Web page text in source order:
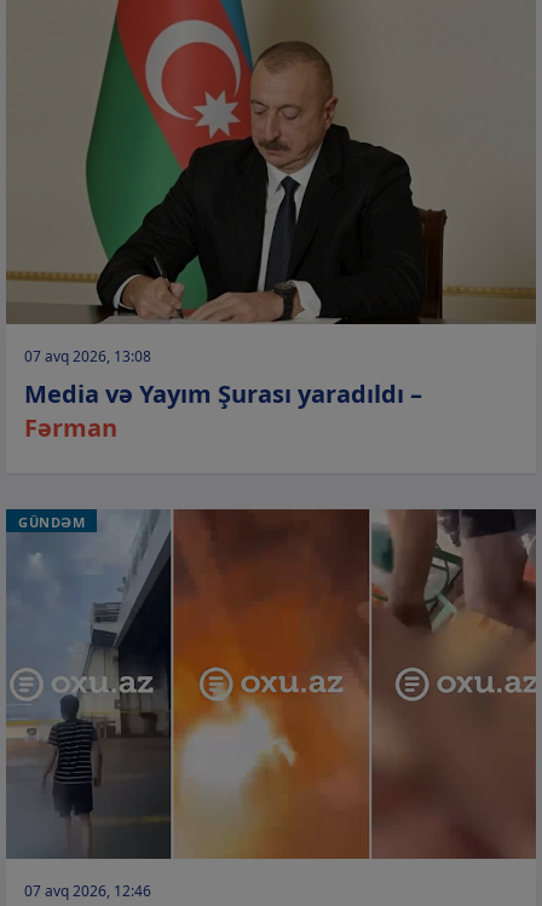
07 avq 2026, 13:08
Media və Yayım Şurası yaradıldı –
Fərman
GÜNDƏM
07 avq 2026, 12:46